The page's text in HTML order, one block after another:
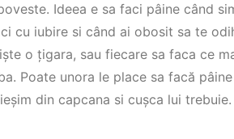
Ideea e sa faci pâine când
cu iubire si când ai obosit sa te
o țigara, sau fiecare sa faca ce
Poate unora le place sa facă
din capcana si cușca lui